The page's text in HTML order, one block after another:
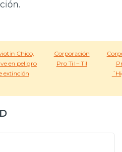
Chico,
en peligro
extinción
Corporación
Pro Til – Til